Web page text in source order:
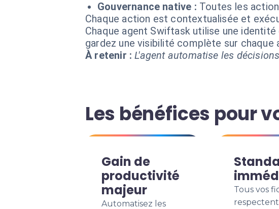
Gouvernance native : Toutes les
Chaque action est contextualisée et
Chaque agent Swiftask utilise une identité
gardez une visibilité complète sur chaque
À retenir : L'agent automatise les
Les bénéfices pour
Gain de
productivité
majeur
Automatisez les
Tous vos